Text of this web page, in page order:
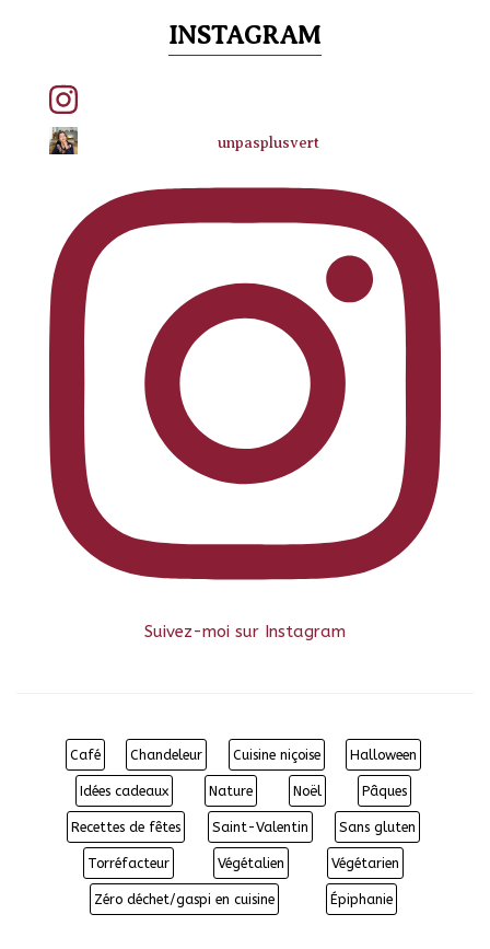
INSTAGRAM
unpasplusvert
Suivez-moi sur Instagram
Café Chandeleur Cuisine niçoise Halloween
Idées cadeaux Nature Noël Pâques
Recettes de fêtes Saint-Valentin Sans gluten
Torréfacteur Végétalien Végétarien
Zéro déchet/gaspi en cuisine Épiphanie